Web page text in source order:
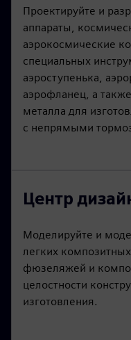
Проектируйте и
аппараты,
аэрокосмические
специальных
аэроступенька,
аэрофланец, а
металла для
с непрямыми
Центр
Моделируйте и
легких
фюзеляжей и
целостности
изготовления.